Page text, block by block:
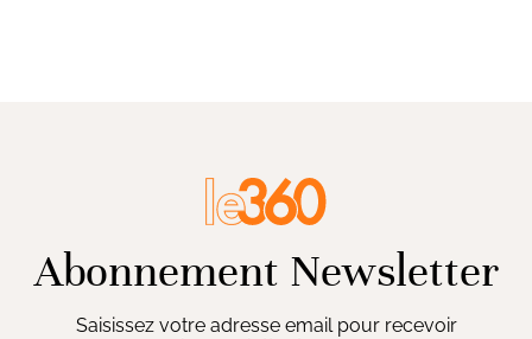
Abonnement Newsletter
Saisissez votre adresse email pour recevoir